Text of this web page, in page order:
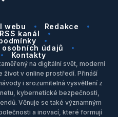
webu
Redakce
RSS kanál
údajů
Kontakty
na digitální svět, moderní
život v online prostředí. Přináší
i srozumitelná vysvětlení z
kybernetické bezpečnosti,
Věnuje se také významným
a inovací, které formují